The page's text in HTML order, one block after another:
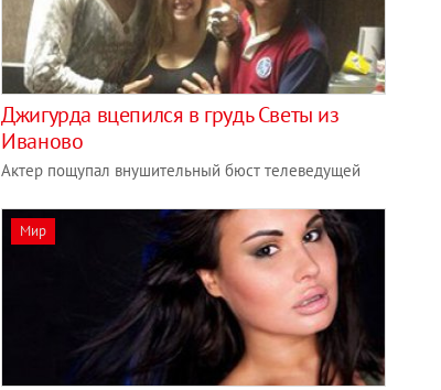
Джигурда вцепился в грудь Светы из
Иваново
Актер пощупал внушительный бюст телеведущей
Мир